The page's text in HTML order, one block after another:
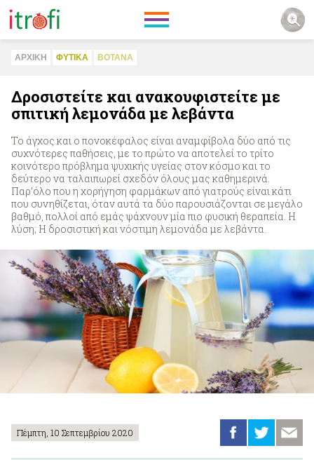
ΑΡΧΙΚΗ ΦΥΤΙΚA ΒΟΤΑΝΑ
Δροσιστείτε και ανακουφιστείτε με
σπιτική λεμονάδα με λεβάντα
Το άγχος και ο πονοκέφαλος είναι αναμφίβολα δύο από τις
συχνότερες παθήσεις, με το πρώτο να αποτελεί το τρίτο
κοινότερο πρόβλημα ψυχικής υγείας στον κόσμο και το
δεύτερο να ταλαιπωρεί σχεδόν όλους μας καθημερινά.
Παρ’όλο που η χορήγηση φαρμάκων από γιατρούς είναι κάτι
που συνηθίζεται, όταν αυτά τα δύο παρουσιάζονται σε μεγάλο
βαθμό, πολλοί από εμάς ψάχνουν μία πιο φυσική θεραπεία. Η
λύση; Η δροσιστική και νόστιμη λεμονάδα με λεβάντα.
Πέμπτη, 10 Σεπτεμβρίου 2020